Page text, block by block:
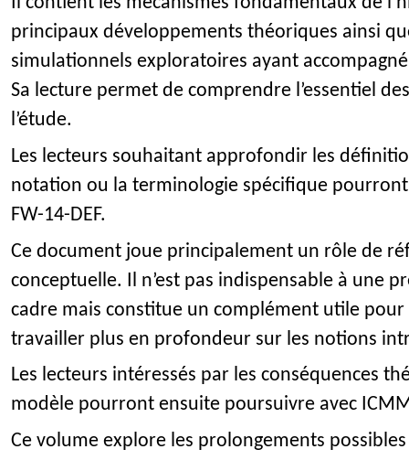
principaux développements théoriques ainsi
simulationnels exploratoires ayant
Sa lecture permet de comprendre l’essentiel
l’étude.
Les lecteurs souhaitant approfondir les
notation ou la terminologie spécifique
FW-14-DEF.
Ce document joue principalement un rôle de
conceptuelle. Il n’est pas indispensable à une
cadre mais constitue un complément utile
travailler plus en profondeur sur les notions
Les lecteurs intéressés par les conséquences
modèle pourront ensuite poursuivre avec
Ce volume explore les prolongements